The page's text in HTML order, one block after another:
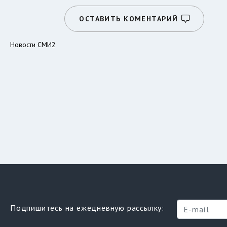
ОСТАВИТЬ КОМЕНТАРИЙ
Новости СМИ2
Подпишитесь на ежедневную рассылку: